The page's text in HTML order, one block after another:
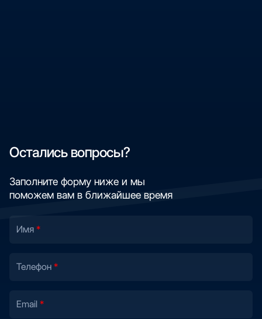
Остались вопросы?
Заполните форму ниже и мы
поможем вам в ближайшее время
Имя
Телефон
Email